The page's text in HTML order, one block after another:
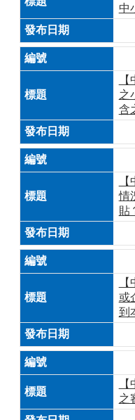
中
之
含
情
貼
或
到
之